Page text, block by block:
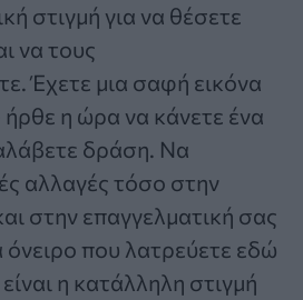
στιγμή για να θέσετε
να τους
Έχετε μια σαφή εικόνα
ήρθε η ώρα να κάνετε ένα
δράση. Να
αλλαγές τόσο στην
στην επαγγελματική σας
όνειρο που λατρεύετε εδώ
η κατάλληλη στιγμή